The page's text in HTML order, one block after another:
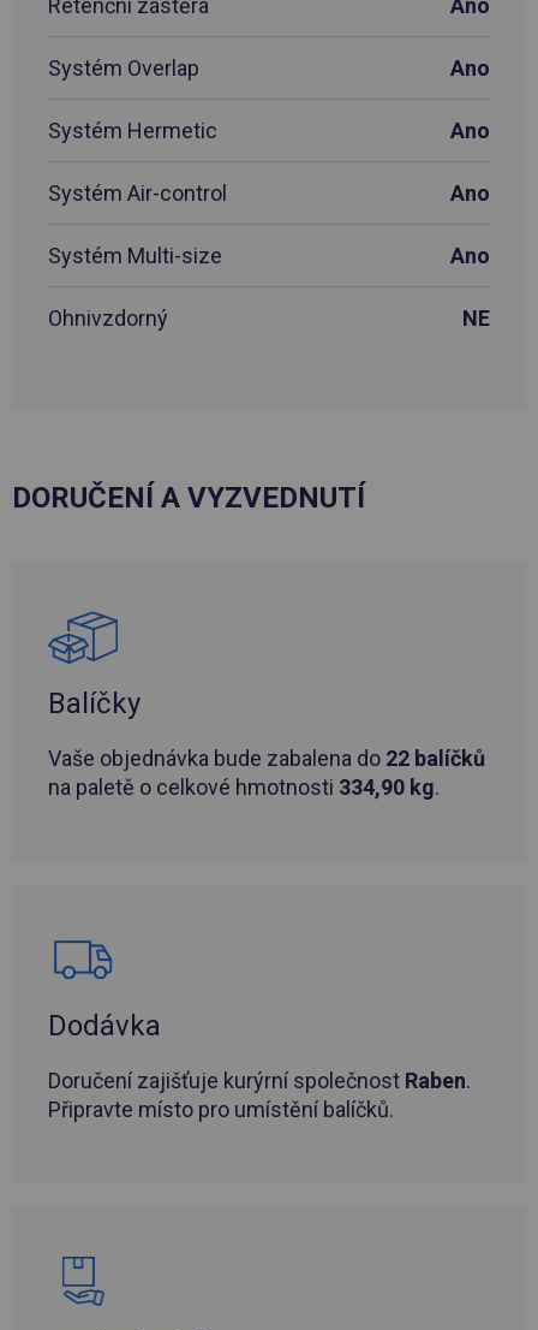
Retenční zástěra Ano
Systém Overlap Ano
Systém Hermetic Ano
Systém Air-control Ano
Systém Multi-size Ano
Ohnivzdorný NE
DORUČENÍ A VYZVEDNUTÍ
Balíčky
Vaše objednávka bude zabalena do 22 balíčků
na paletě o celkové hmotnosti 334,90 kg.
Dodávka
Doručení zajišťuje kurýrní společnost Raben.
Připravte místo pro umístění balíčků.